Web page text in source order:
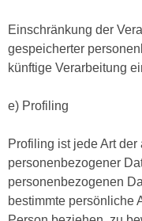
Einschränkung der
gespeicherter
künftige Verarbeitung
e) Profiling
Profiling ist jede Art
personenbezogener
personenbezogenen
bestimmte persönliche